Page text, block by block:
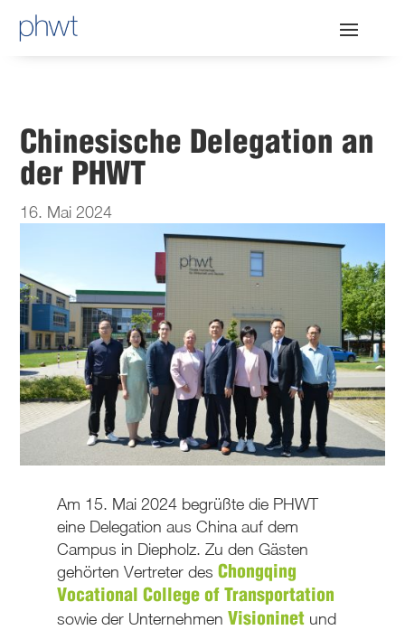
Chinesische Delegation an
der PHWT
16. Mai 2024
Am 15. Mai 2024 begrüßte die PHWT
eine Delegation aus China auf dem
Campus in Diepholz. Zu den Gästen
gehörten Vertreter des Chongqing
Vocational College of Transportation
sowie der Unternehmen Visioninetund